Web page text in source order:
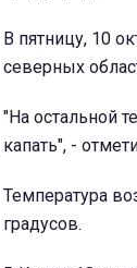
В пятницу, 10
северных
"На остальной
капать", -
Температура
градусов.